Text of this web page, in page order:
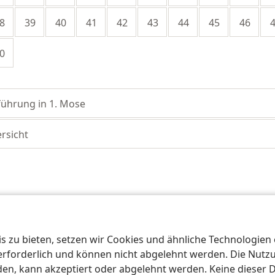
bieten, setzen wir Cookies und ähnliche
und können nicht abgelehnt werden. Die
kann akzeptiert oder abgelehnt werden. Keine dieser
39 40 41 42 43 44 45 46
in 1. Mose